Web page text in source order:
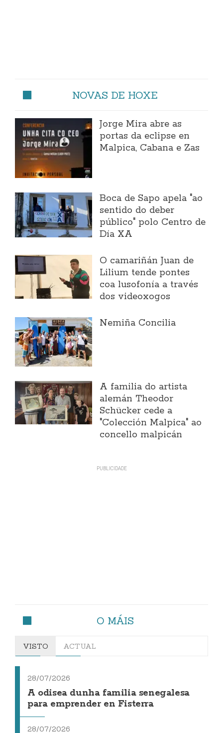
NOVAS DE HOXE
Jorge Mira abre as
portas da eclipse en
Malpica, Cabana e Zas
Boca de Sapo apela "ao
sentido do deber
público" polo Centro de
Día XA
O camariñán Juan de
Lilium tende pontes
coa lusofonía a través
dos videoxogos
Nemiña Concilia
A familia do artista
alemán Theodor
Schücker cede a
"Colección Malpica" ao
concello malpicán
O MÁIS
VISTO ACTUAL
28/07/2026
A odisea dunha familia senegalesa
para emprender en Fisterra
28/07/2026